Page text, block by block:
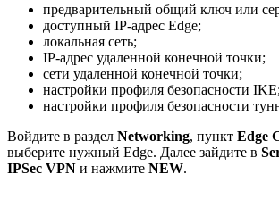
предварительный общий ключ или
доступный IP-адрес Edge;
локальная сеть;
IP-адрес удаленной конечной точки;
сети удаленной конечной точки;
настройки профиля безопасности IKE;
настройки профиля безопасности
Войдите в раздел Networking, пункт Edge
выберите нужный Edge. Далее зайдите в
IPSec VPN и нажмите NEW.